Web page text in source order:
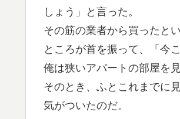
しょう」と言った。
その筋の業者から買ったと
ところが首を振って、「今
俺は狭いアパートの部屋を見
そのとき、ふとこれまでに
気がついたのだ。